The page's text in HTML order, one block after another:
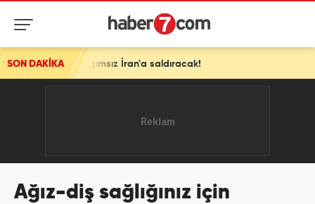
SON DAKİKAİran'a saldıracak!
Ağız-diş sağlığınız için